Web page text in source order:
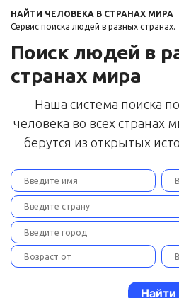
НАЙТИ ЧЕЛОВЕКА В СТРАНАХ МИРА
Сервис поиска людей в разных странах.
Поиск людей в
странах мира
Наша система поиска
человека во всех странах
берутся из открытых